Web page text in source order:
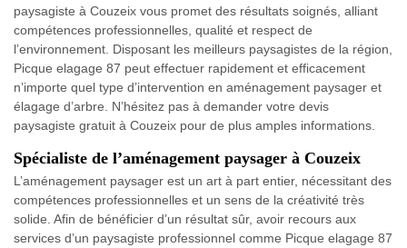
paysagiste à Couzeix vous promet des résultats soignés, alliant
compétences professionnelles, qualité et respect de
l’environnement. Disposant les meilleurs paysagistes de la région,
Picque elagage 87 peut effectuer rapidement et efficacement
n’importe quel type d’intervention en aménagement paysager et
élagage d’arbre. N’hésitez pas à demander votre devis
paysagiste gratuit à Couzeix pour de plus amples informations.
Spécialiste de l’aménagement paysager à Couzeix
L’aménagement paysager est un art à part entier, nécessitant des
compétences professionnelles et un sens de la créativité très
solide. Afin de bénéficier d’un résultat sûr, avoir recours aux
services d’un paysagiste professionnel comme Picque elagage 87